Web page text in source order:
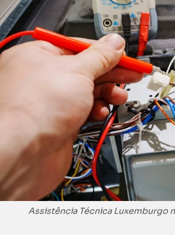
Assistência Técnica Luxemburgo